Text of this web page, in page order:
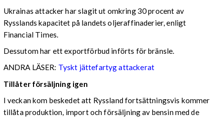
Ukrainas attacker har slagit ut omkring 30 procent av
Rysslands kapacitet på landets oljeraffinaderier, enligt
Financial Times.
Dessutom har ett exportförbud införts för bränsle.
ANDRA LÄSER: Tyskt jättefartyg attackerat
Tillåter försäljning igen
I veckan kom beskedet att Ryssland fortsättningsvis kommer
tillåta produktion, import och försäljning av bensin med de